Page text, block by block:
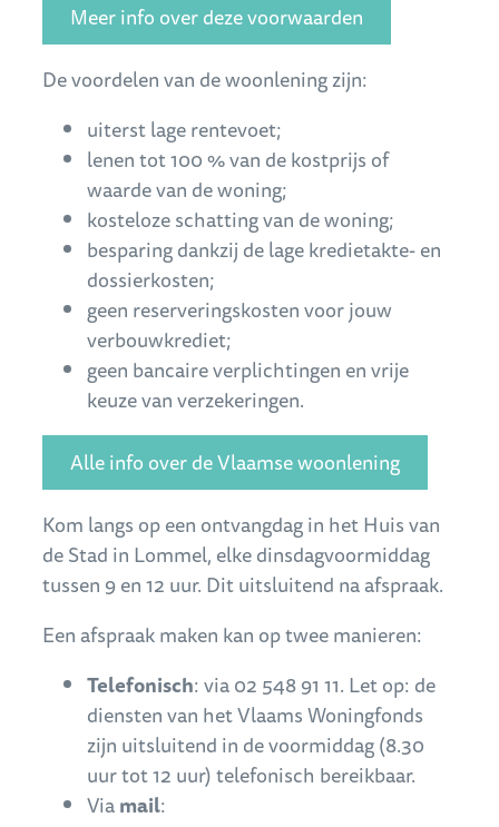
Meer info over deze voorwaarden
De voordelen van de woonlening zijn:
uiterst lage rentevoet;
lenen tot 100 % van de kostprijs of
waarde van de woning;
kosteloze schatting van de woning;
besparing dankzij de lage kredietakte- en
dossierkosten;
geen reserveringskosten voor jouw
verbouwkrediet;
geen bancaire verplichtingen en vrije
keuze van verzekeringen.
Alle info over de Vlaamse woonlening
Kom langs op een ontvangdag in het Huis van
de Stad in Lommel, elke dinsdagvoormiddag
tussen 9 en 12 uur. Dit uitsluitend na afspraak.
Een afspraak maken kan op twee manieren:
Telefonisch: via 02 548 91 11. Let op: de
diensten van het Vlaams Woningfonds
zijn uitsluitend in de voormiddag (8.30
uur tot 12 uur) telefonisch bereikbaar.
Viamail: